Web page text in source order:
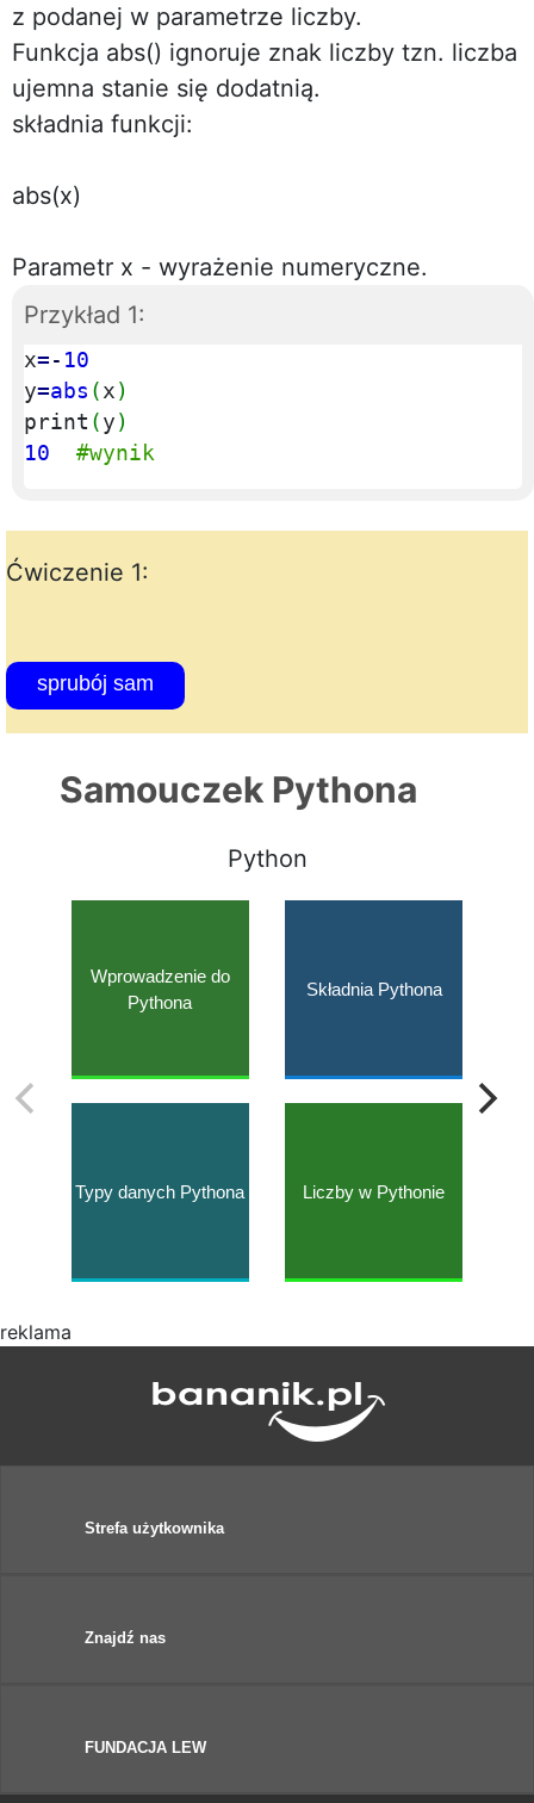
z podanej w parametrze liczby.
Funkcja abs() ignoruje znak liczby tzn. liczba
ujemna stanie się dodatnią.
składnia funkcji:
abs(x)
Parametr x - wyrażenie numeryczne.
Przykład 1:
x= - 10
y=abs ( x )
print ( y )
10
#wynik
Ćwiczenie 1:
sprubój sam
Samouczek Pythona
Python
Wprowadzenie do
Pythona
Składnia Pythona
Typy danych Pythona Liczby w Pythonie
reklama
Strefa użytkownika
Znajdź nas
FUNDACJA LEW